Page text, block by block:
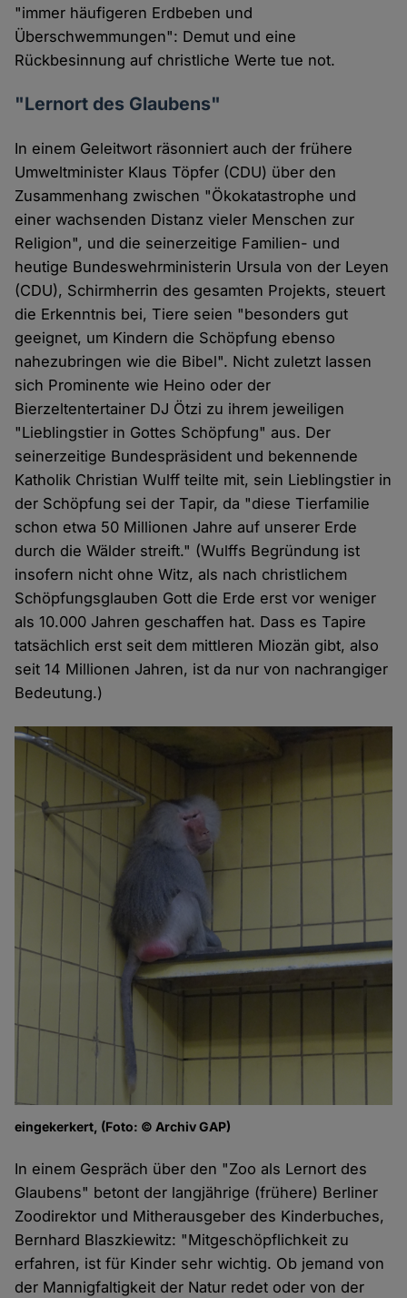
"immer häufigeren Erdbeben und
Überschwemmungen": Demut und eine
Rückbesinnung auf christliche Werte tue not.
"Lernort des Glaubens"
In einem Geleitwort räsonniert auch der frühere
Umweltminister Klaus Töpfer (CDU) über den
Zusammenhang zwischen "Ökokatastrophe und
einer wachsenden Distanz vieler Menschen zur
Religion", und die seinerzeitige Familien- und
heutige Bundeswehrministerin Ursula von der Leyen
(CDU), Schirmherrin des gesamten Projekts, steuert
die Erkenntnis bei, Tiere seien "besonders gut
geeignet, um Kindern die Schöpfung ebenso
nahezubringen wie die Bibel". Nicht zuletzt lassen
sich Prominente wie Heino oder der
Bierzeltentertainer DJ Ötzi zu ihrem jeweiligen
"Lieblingstier in Gottes Schöpfung" aus. Der
seinerzeitige Bundespräsident und bekennende
Katholik Christian Wulff teilte mit, sein Lieblingstier in
der Schöpfung sei der Tapir, da "diese Tierfamilie
schon etwa 50 Millionen Jahre auf unserer Erde
durch die Wälder streift." (Wulffs Begründung ist
insofern nicht ohne Witz, als nach christlichem
Schöpfungsglauben Gott die Erde erst vor weniger
als 10.000 Jahren geschaffen hat. Dass es Tapire
tatsächlich erst seit dem mittleren Miozän gibt, also
seit 14 Millionen Jahren, ist da nur von nachrangiger
Bedeutung.)
eingekerkert, (Foto: © Archiv GAP)
In einem Gespräch über den "Zoo als Lernort des
Glaubens" betont der langjährige (frühere) Berliner
Zoodirektor und Mitherausgeber des Kinderbuches,
Bernhard Blaszkiewitz: "Mitgeschöpflichkeit zu
erfahren, ist für Kinder sehr wichtig. Ob jemand von
der Mannigfaltigkeit der Natur redet oder von der